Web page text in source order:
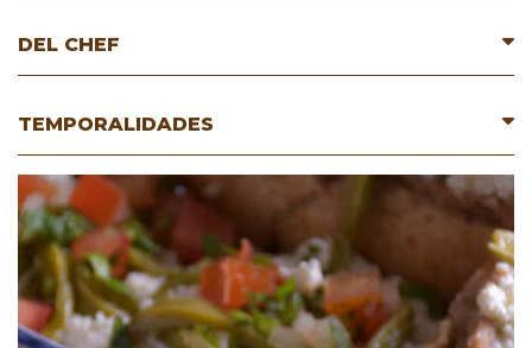
DEL CHEF
TEMPORALIDADES